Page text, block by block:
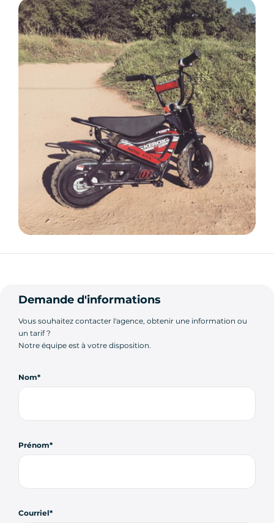
Demande d'informations
Vous souhaitez contacter l'agence, obtenir une information ou
un tarif ?
Notre équipe est à votre disposition.
Nom
Prénom
Courriel